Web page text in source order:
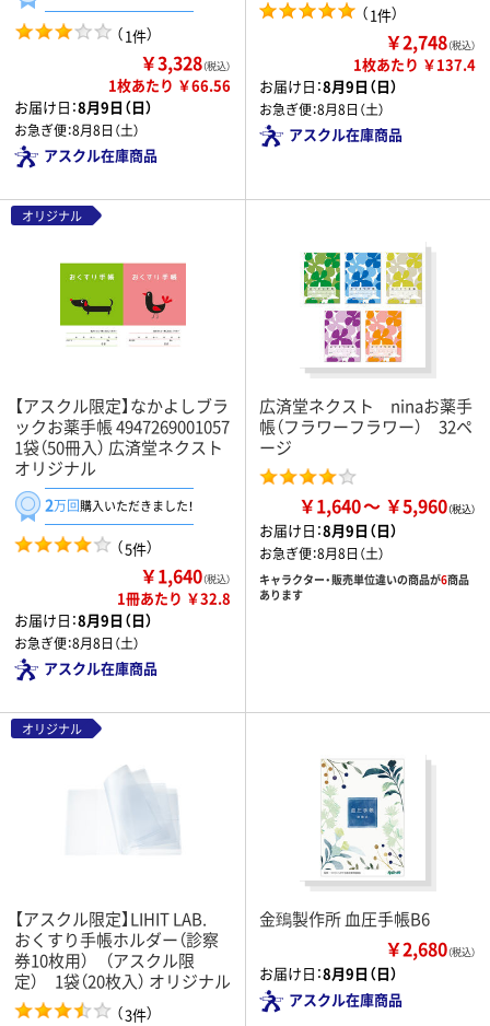
（1件）
￥3,328（税込）
1枚あたり ￥66.56
お届け日：8月9日（日）
お急ぎ便：8月8日（土）
アスクル在庫商品
（1件）
￥2,748（税込）
1枚あたり ￥137.4
お届け日：8月9日（日）
お急ぎ便：8月8日（土）
アスクル在庫商品
オリジナル
【アスクル限定】なかよしブラ
ックお薬手帳 4947269001057
1袋（50冊入） 広済堂ネクスト
オリジナル
2万回購入いただきました！
（5件）
￥1,640（税込）
1冊あたり ￥32.8
お届け日：8月9日（日）
お急ぎ便：8月8日（土）
アスクル在庫商品
広済堂ネクスト ninaお薬手
帳（フラワーフラワー） 32ペ
ージ
￥1,640 ￥5,960
お届け日：8月9日（日）
お急ぎ便：8月8日（土）
キャラクター・販売単位違いの商品が6商品
あります
オリジナル
【アスクル限定】LIHIT LAB.
おくすり手帳ホルダー（診察
券10枚用） （アスクル限
定） 1袋（20枚入） オリジナル
（3件）
金鵄製作所 血圧手帳B6
￥2,680（税込）
お届け日：8月9日（日）
アスクル在庫商品